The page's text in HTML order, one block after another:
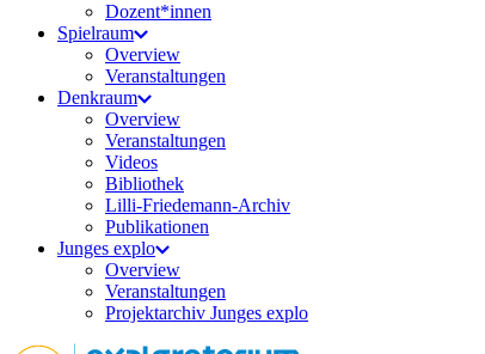
Dozent*innen
Spielraum
Overview
Veranstaltungen
Denkraum
Overview
Veranstaltungen
Videos
Bibliothek
Lilli-Friedemann-Archiv
Publikationen
Junges explo
Overview
Veranstaltungen
Projektarchiv Junges explo